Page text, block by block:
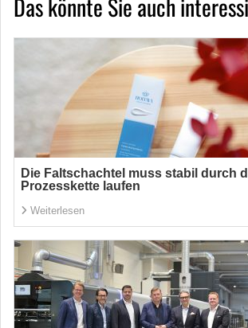
Das könnte Sie auch
Die Faltschachtel muss stabil durch
Prozesskette laufen
Weiterlesen